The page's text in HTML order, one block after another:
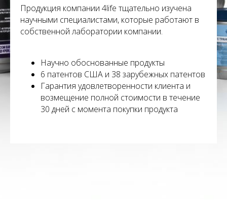
Продукция компании 4life тщательно изучена
научными специалистами, которые работают в
собственной лаборатории компании.
Научно обоснованные продукты
6 патентов США и 38 зарубежных патентов
Гарантия удовлетворенности клиента и
возмещение полной стоимости в течение
30 дней с момента покупки продукта